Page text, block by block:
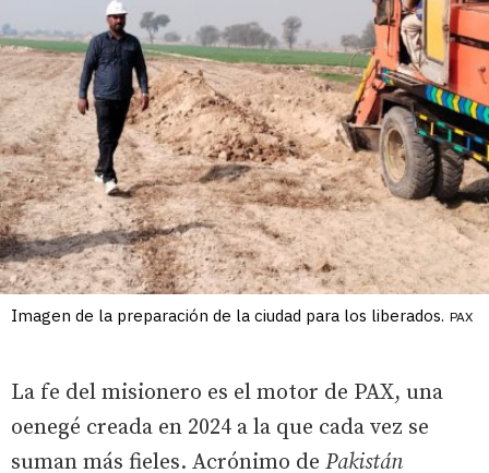
Imagen de la preparación de la ciudad para los liberados. PAX
La fe del misionero es el motor de PAX, una
oenegé creada en 2024 a la que cada vez se
suman más fieles. Acrónimo de Pakistán